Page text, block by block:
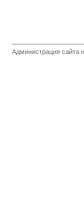
Администрация сайта